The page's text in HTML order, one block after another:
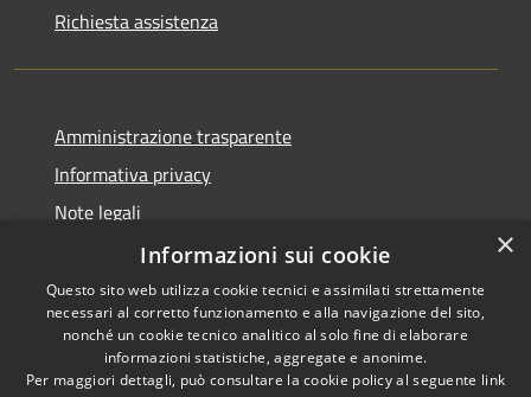
Richiesta assistenza
Amministrazione trasparente
Informativa privacy
Note legali
Dichiarazione di accessibilità
RSS
Copyright © 2026 • Comune di
×
Informazioni sui cookie
Questo sito web utilizza cookie tecnici e assimilati strettamente
necessari al corretto funzionamento e alla navigazione del sito,
nonché un cookie tecnico analitico al solo fine di elaborare
informazioni statistiche, aggregate e anonime.
Per maggiori dettagli, può consultare la cookie policy al seguente link